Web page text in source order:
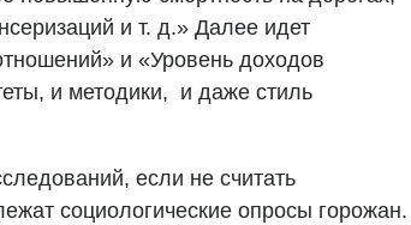
и т. д.» Далее идет
и «Уровень доходов
и методики, и даже стиль
если не считать
социологические опросы горожан.